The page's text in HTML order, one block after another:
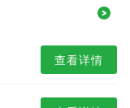
查看详情